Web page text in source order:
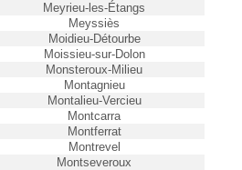
Meyrieu-les-Étangs
Meyssiès
Moidieu-Détourbe
Moissieu-sur-Dolon
Monsteroux-Milieu
Montagnieu
Montalieu-Vercieu
Montcarra
Montferrat
Montrevel
Montseveroux